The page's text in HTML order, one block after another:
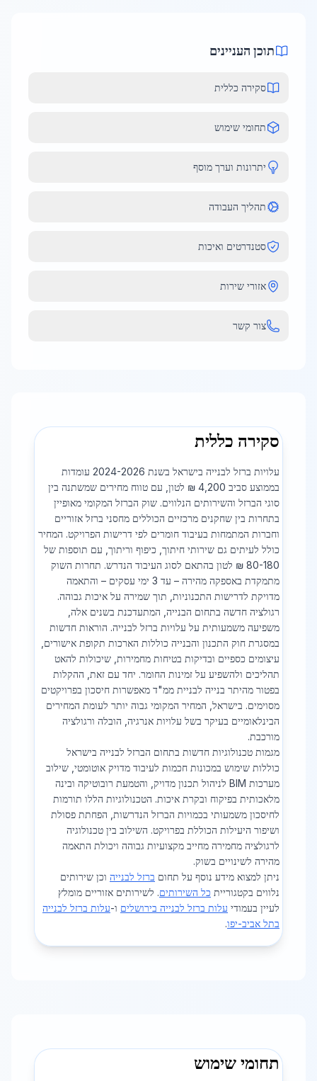
תוכן העניינים
סקירה כללית
תחומי שימוש
יתרונות וערך מוסף
תהליך העבודה
סטנדרטים ואיכות
אזורי שירות
צור קשר
סקירה כללית
עלויות ברזל לבנייה בישראל בשנת 2024-2026 עומדות
בממוצע סביב 4,200 ₪ לטון, עם טווח מחירים שמשתנה בין
סוגי הברזל והשירותים הנלווים. שוק הברזל המקומי מאופיין
בתחרות בין שחקנים מרכזיים הכוללים מחסני ברזל אזוריים
וחברות המתמחות בעיבוד חומרים לפי דרישות הפרויקט. המחיר
כולל לעיתים גם שירותי חיתוך, כיפוף וריתוך, עם תוספות של
80-180 ₪ לטון בהתאם לסוג העיבוד הנדרש. תחרות השוק
מתמקדת באספקה מהירה – עד 3 ימי עסקים – והתאמה
מדויקת לדרישות התכנוניות, תוך שמירה על איכות גבוהה.
רגולציה חדשה בתחום הבנייה, המתעדכנת בשנים אלה,
משפיעה משמעותית על עלויות ברזל לבנייה. הוראות חדשות
במסגרת חוק התכנון והבנייה כוללות הארכות תקופת אישורים,
עיצומים כספיים ובדיקות בטיחות מחמירות, שיכולות להאט
תהליכים ולהשפיע על זמינות החומר. יחד עם זאת, ההקלות
בפטור מהיתר בנייה לבניית ממ"ד מאפשרות חיסכון בפרויקטים
מסוימים. בישראל, המחיר המקומי גבוה יותר לעומת המחירים
הבינלאומיים בעיקר בשל עלויות אנרגיה, הובלה ורגולציה
מורכבת.
מגמות טכנולוגיות חדשות בתחום הברזל לבנייה בישראל
כוללות שימוש במכונות חכמות לעיבוד מדויק אוטומטי, שילוב
מערכות BIM לניהול תכנון מדויק, והטמעת רובוטיקה ובינה
מלאכותית בפיקוח ובקרת איכות. הטכנולוגיות הללו תורמות
לחיסכון משמעותי בכמויות הברזל הנדרשות, הפחתת פסולת
ושיפור היעילות הכוללת בפרויקט. השילוב בין טכנולוגיה
לרגולציה מחמירה מחייב מקצועיות גבוהה ויכולת התאמה
מהירה לשינויים בשוק.
ניתן למצוא מידע נוסף על תחום ברזל לבנייה וכן שירותים
נלווים בקטגוריית כל השירותים. לשירותים אזוריים מומלץ
לעיין בעמודי עלות ברזל לבנייה בירושלים ו-עלות ברזל לבנייה
בתל אביב-יפו.
תחומי שימוש